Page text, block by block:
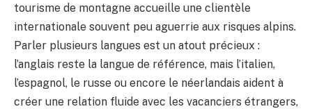
tourisme de montagne accueille une clientèle
internationale souvent peu aguerrie aux risques alpins.
Parler plusieurs langues est un atout précieux :
l’anglais reste la langue de référence, mais l’italien,
l’espagnol, le russe ou encore le néerlandais aident à
créer une relation fluide avec les vacanciers étrangers,